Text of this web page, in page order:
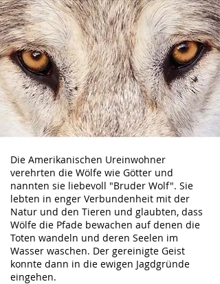
Die Amerikanischen Ureinwohner
verehrten die Wölfe wie Götter und
nannten sie liebevoll "Bruder Wolf". Sie
lebten in enger Verbundenheit mit der
Natur und den Tieren und glaubten, dass
Wölfe die Pfade bewachen auf denen die
Toten wandeln und deren Seelen im
Wasser waschen. Der gereinigte Geist
konnte dann in die ewigen Jagdgründe
eingehen.